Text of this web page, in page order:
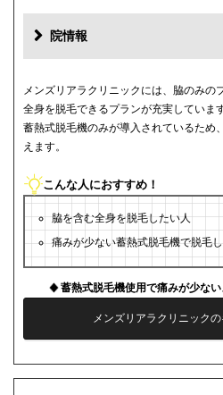
院情報
メンズリアラクリニックには、脇のみの
全身を脱毛できるプランが充実しています
蓄熱式脱毛機のみが導入されているため
えます。
こんな人におすすめ！
脇を含む全身を脱毛したい人
痛みが少ない蓄熱式脱毛機で脱毛
蓄熱式脱毛機使用で痛みが少な
メンズリアラクリニック